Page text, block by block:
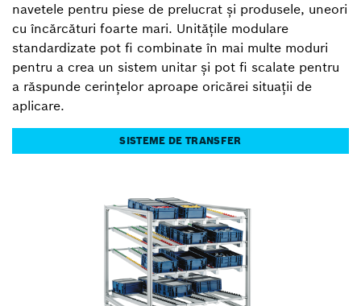
navetele pentru piese de prelucrat și produsele, uneori
cu încărcături foarte mari. Unitățile modulare
standardizate pot fi combinate în mai multe moduri
pentru a crea un sistem unitar și pot fi scalate pentru
a răspunde cerințelor aproape oricărei situații de
aplicare.
SISTEME DE TRANSFER